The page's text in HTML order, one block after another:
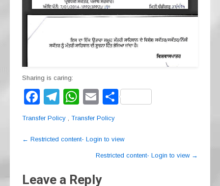
Sharing is caring:
F
a
e
o
T
el
gr
m
W
h
s
p
E
m
S
e
Transfer Policy , Transfer Policy
Post
← Restricted content- Login to view
Restricted content- Login to view →
Leave a Reply